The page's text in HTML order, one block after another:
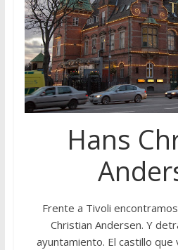
Hans
Frente a Tivoli
Christian Andersen. Y
ayuntamiento. El castillo que